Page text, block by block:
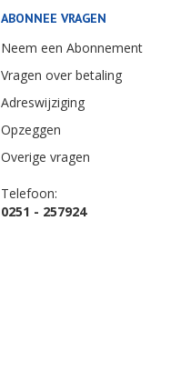
ABONNEE VRAGEN
Neem een Abonnement
Vragen over betaling
Adreswijziging
Opzeggen
Overige vragen
Telefoon:
0251 - 257924